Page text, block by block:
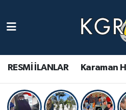
RESMİ İLANLAR Karaman
Gündem Haberleri
Güncel Haberler